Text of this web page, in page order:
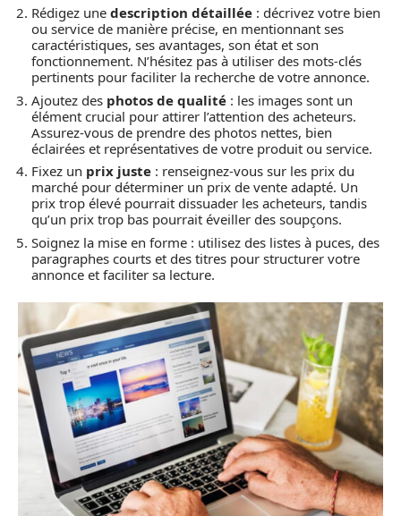
Rédigez une description détaillée : décrivez votre bien
ou service de manière précise, en mentionnant ses
caractéristiques, ses avantages, son état et son
fonctionnement. N’hésitez pas à utiliser des mots-clés
pertinents pour faciliter la recherche de votre annonce.
Ajoutez des photos de qualité : les images sont un
élément crucial pour attirer l’attention des acheteurs.
Assurez-vous de prendre des photos nettes, bien
éclairées et représentatives de votre produit ou service.
Fixez un prix juste : renseignez-vous sur les prix du
marché pour déterminer un prix de vente adapté. Un
prix trop élevé pourrait dissuader les acheteurs, tandis
qu’un prix trop bas pourrait éveiller des soupçons.
Soignez la mise en forme : utilisez des listes à puces, des
paragraphes courts et des titres pour structurer votre
annonce et faciliter sa lecture.